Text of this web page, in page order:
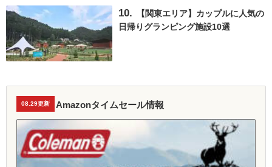
【関東エリア】カップルに人気の
日帰りグランピング施設10選
08.29更新 Amazonタイムセール情報